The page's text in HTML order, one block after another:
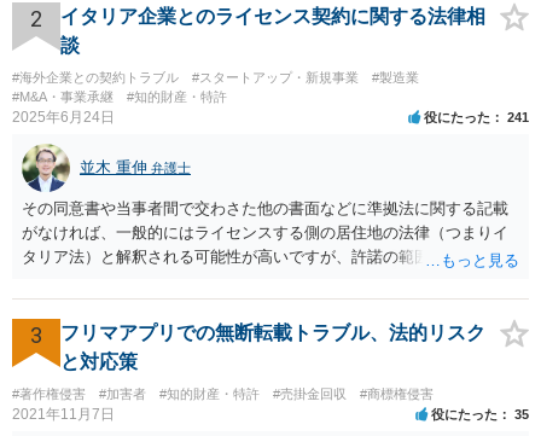
い取ります」という業者が出てきています。 （2）については、裁判
手続を粛々と進めることにより、土地を切り分けて取得したり、全体
を競売にかけたりすることができるようになります。こちらも経費が
多くかかり、最終的な手残りの金額は多くありませんし、手間がかか
ります。Cが外国にいるのならなおさらです。 Cが上記（1）（2）を
（2）の方法よりも手残りが多くなるような金額であれば、ABに買い
取りをしてもらうほうが「合理的」ということになります。 他の先生
方が回答しているように、相続税路線価や固定資産税評価額から計算
した時価を3分して、使用借権の10％を控除した金額というのが公平中
立な金額の算定方法の一つであることに間違いはありません。 しか
すから、ABとしては、上記を考慮して、できる限り有利な金額を提案
し、交渉していくことがよろしいように思います。 Cが上記（1）
（2）の方法をとった場合に手残りがいくらになるかの計算は簡単では
ないものの、ある程度見通しもつけられますので、その金額を考慮し
つつ、提案金額を調整することをお勧めいたします。 なお、将来的な
紛争の可能性を考慮するのであれば、Cからの持分買い取りと合わせ
2
イタリア企業とのライセンス契約に関する法律相
談
#海外企業との契約トラブル #スタートアップ・新規事業
#製造業
#M&A・事業承継
#知的財産・特許
2025年6月24日 役にたった 241
並木 重伸 弁護士
その同意書や当事者間で交わさた他の書面などに準拠法に関する記載
がなければ、一般的にはライセンスする側の居住地の法律（つまりイ
タリア法）と解釈される可能性が高いですが、許諾の範囲が日本国内
あります。 なお、仮に日本法になるとしても、新しい会社との間で契
約が有効かどうかは、ライセンスされた権利の種類（著作権、商標
権、特許権など）や契約の時期などを見て判断する必要があります。
いずれにせよ具体的事情が分からないと確定的な回答は難しいと思わ
れますので、弁護士に直接相談されることをお勧めします。
3
フリマアプリでの無断転載トラブル、法的リスク
と対応策
#著作権侵害 #加害者 #知的財産・特許 #売掛金回収 #商標権侵害
2021年11月7日 役にたった 35